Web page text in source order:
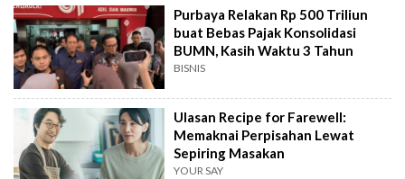
Purbaya Relakan Rp 500 Triliun
buat Bebas Pajak Konsolidasi
BUMN, Kasih Waktu 3 Tahun
BISNIS
Ulasan Recipe for Farewell:
Memaknai Perpisahan Lewat
Sepiring Masakan
YOUR SAY